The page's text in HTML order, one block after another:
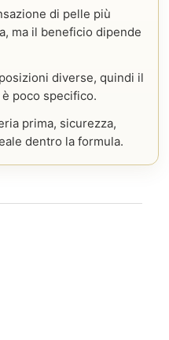
di pelle più
ma il beneficio dipende
diverse, quindi il
poco specifico.
prima, sicurezza,
dentro la formula.